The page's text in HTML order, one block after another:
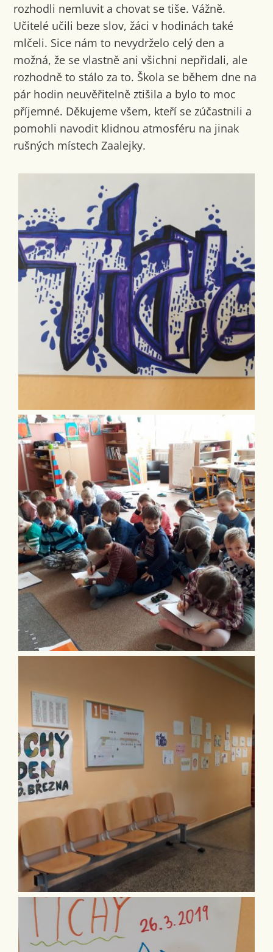
rozhodli nemluvit a chovat se tiše. Vážně.
Učitelé učili beze slov, žáci v hodinách také
mlčeli. Sice nám to nevydrželo celý den a
možná, že se vlastně ani všichni nepřidali, ale
rozhodně to stálo za to. Škola se během dne na
pár hodin neuvěřitelně ztišila a bylo to moc
příjemné. Děkujeme všem, kteří se zúčastnili a
pomohli navodit klidnou atmosféru na jinak
rušných místech Zaalejky.